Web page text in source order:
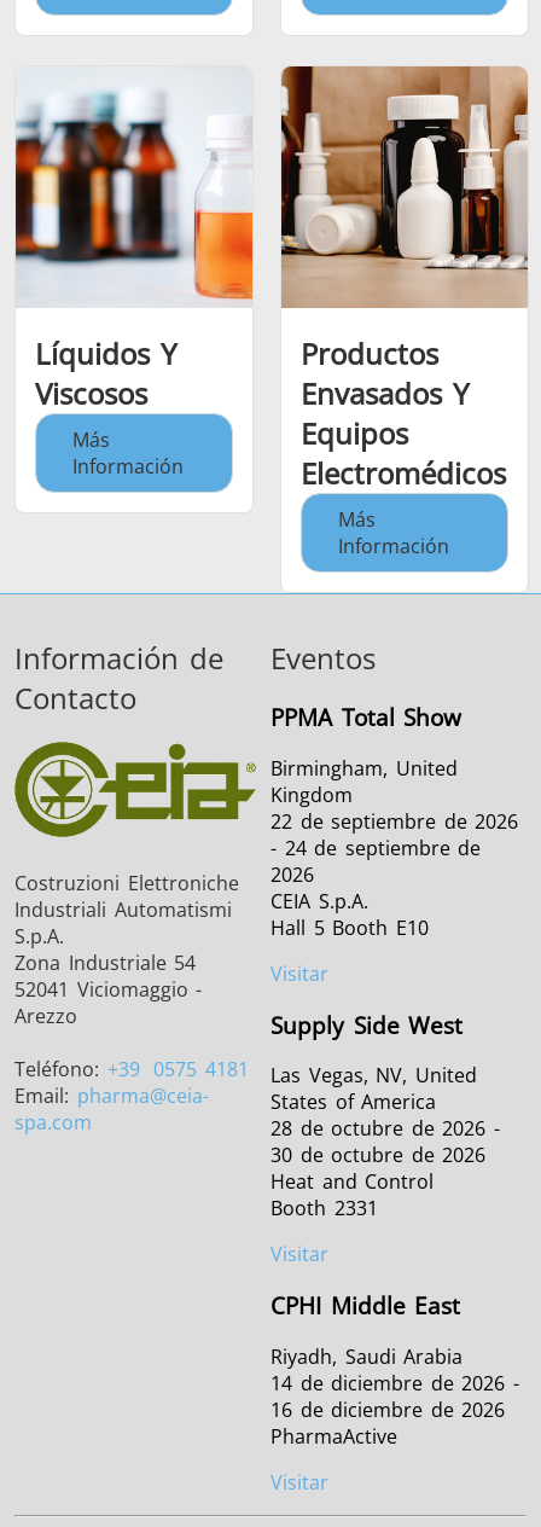
Líquidos Y
Viscosos
Más
Información
Productos
Envasados Y
Equipos
Electromédicos
Más
Información
Información de
Contacto
Costruzioni Elettroniche
Industriali Automatismi
S.p.A.
Zona Industriale 54
52041 Viciomaggio -
Arezzo
Teléfono: +39 0575 4181
Email: pharma@ceia-
spa.com
Eventos
PPMA Total Show
Birmingham, United
Kingdom
22 de septiembre de 2026
- 24 de septiembre de
2026
CEIA S.p.A.
Hall 5 Booth E10
Visitar
Supply Side West
Las Vegas, NV, United
States of America
28 de octubre de 2026 -
30 de octubre de 2026
Heat and Control
Booth 2331
Visitar
CPHI Middle East
Riyadh, Saudi Arabia
14 de diciembre de 2026 -
16 de diciembre de 2026
PharmaActive
Visitar